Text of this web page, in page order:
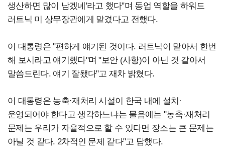
생산하면 많이 남겠네'라고 했다"며 동업 역할을 하워드
러트닉 미 상무장관에게 맡겼다고 전했다.
이 대통령은 "편하게 얘기된 것이다. 러트닉이 맡아서 한번
해 보시라고 얘기했다"며 "보안 (사항)이 아닌 것 같아서
말씀드린다. 얘기 잘됐다"고 재차 밝혔다.
이 대통령은 농축·재처리 시설이 한국 내에 설치·
운영되어야 한다고 생각하느냐는 물음에는 "농축·재처리
문제는 우리가 자율적으로 할 수 있다면 장소는 큰 문제는
아닐 것 같다. 2차적인 문제 같다"고 답했다.